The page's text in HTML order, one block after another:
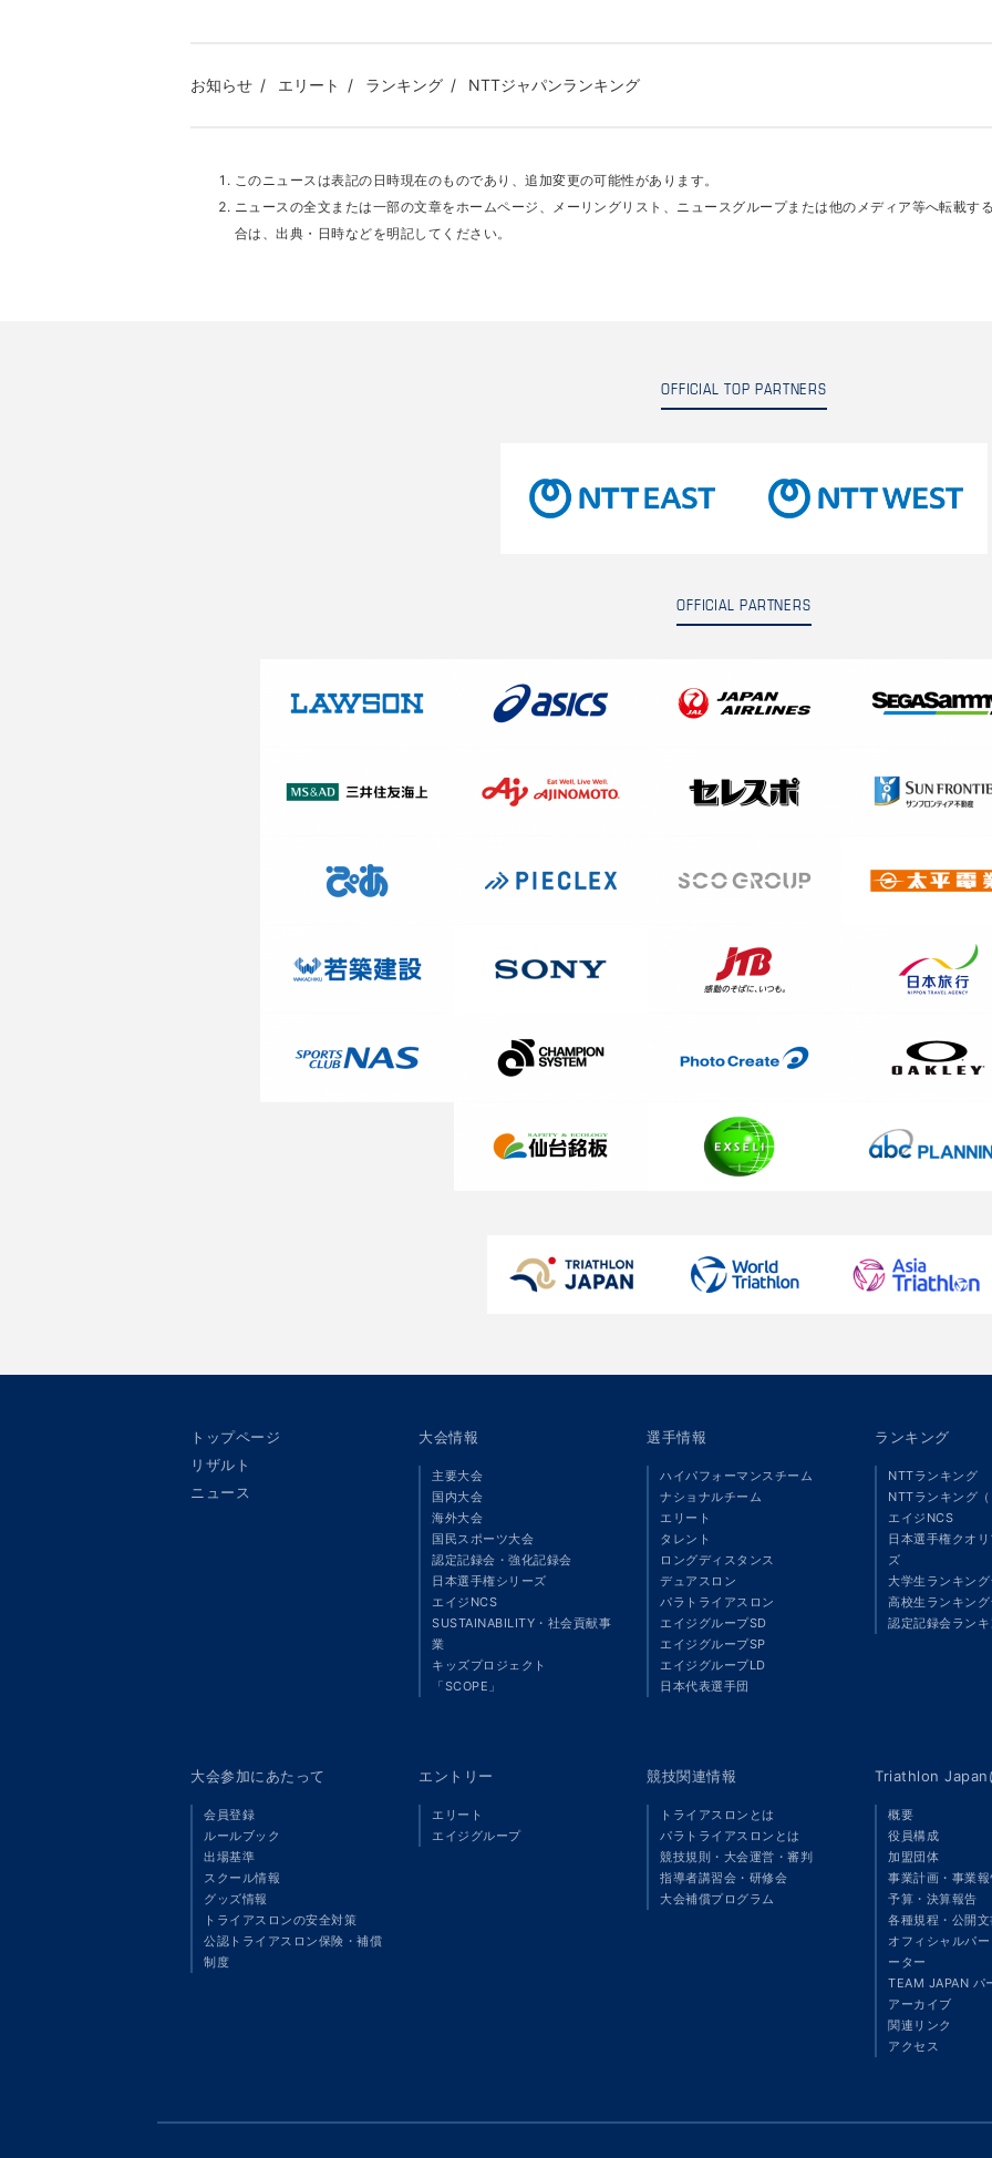
お知らせ エリート ランキング NTTジャパンランキング
このニュースは表記の日時現在のものであり、追加変更の可能性があります。
ニュースの全文または一部の文章をホームページ、メーリングリスト、ニュースグループまたは他のメディア等へ転載す
合は、出典・日時などを明記してください。
OFFICIAL TOP PARTNERS
OFFICIAL PARTNERS
トップページ
リザルト
ニュース
大会情報
主要大会
国内大会
海外大会
国民スポーツ大会
認定記録会・強化記録会
日本選手権シリーズ
エイジNCS
SUSTAINABILITY・社会貢献事
業
キッズプロジェクト
「SCOPE」
選手情報
ハイパフォーマンスチーム
ナショナルチーム
エリート
タレント
ロングディスタンス
デュアスロン
パラトライアスロン
エイジグループSD
エイジグループSP
エイジグループLD
日本代表選手団
ランキング
NTTランキング
NTTランキング
エイジNCS
日本選手権クオ
ズ
大学生ランキン
高校生ランキン
認定記録会ラン
大会参加にあたって
会員登録
ルールブック
出場基準
スクール情報
グッズ情報
トライアスロンの安全対策
公認トライアスロン保険・補償
制度
エントリー
エリート
エイジグループ
競技関連情報
トライアスロンとは
パラトライアスロンとは
競技規則・大会運営・審判
指導者講習会・研修会
大会補償プログラム
Triathlon Japan
概要
役員構成
加盟団体
事業計画・事業
予算・決算報告
各種規程・公開
オフィシャルパ
ーター
TEAM JAPAN パ
アーカイブ
関連リンク
アクセス